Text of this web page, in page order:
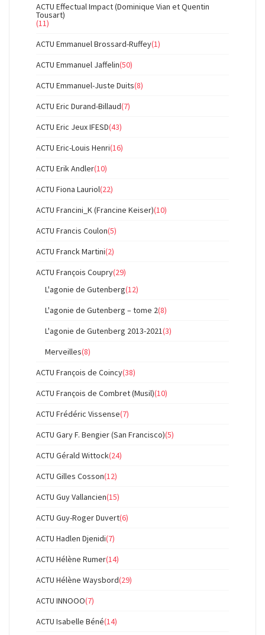
ACTU Effectual Impact (Dominique Vian et Quentin
Tousart)
(11)
ACTU Emmanuel Brossard-Ruffey(1)
ACTU Emmanuel Jaffelin(50)
ACTU Emmanuel-Juste Duits(8)
ACTU Eric Durand-Billaud(7)
ACTU Eric Jeux IFESD(43)
ACTU Eric-Louis Henri(16)
ACTU Erik Andler(10)
ACTU Fiona Lauriol(22)
ACTU Francini_K (Francine Keiser)(10)
ACTU Francis Coulon(5)
ACTU Franck Martini(2)
ACTU François Coupry(29)
L'agonie de Gutenberg(12)
L'agonie de Gutenberg – tome 2(8)
L'agonie de Gutenberg 2013-2021(3)
Merveilles(8)
ACTU François de Coincy(38)
ACTU François de Combret (Musil)(10)
ACTU Frédéric Vissense(7)
ACTU Gary F. Bengier (San Francisco)(5)
ACTU Gérald Wittock(24)
ACTU Gilles Cosson(12)
ACTU Guy Vallancien(15)
ACTU Guy-Roger Duvert(6)
ACTU Hadlen Djenidi(7)
ACTU Hélène Rumer(14)
ACTU Hélène Waysbord(29)
ACTU INNOOO(7)
ACTU Isabelle Béné(14)